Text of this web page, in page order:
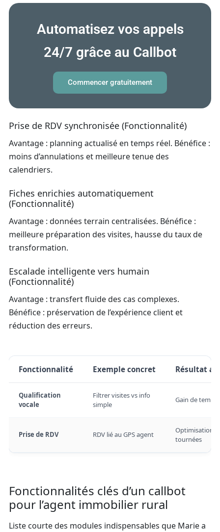
Automatisez vos appels
24/7 grâce au Callbot
Commencer gratuitement
Prise de RDV synchronisée (Fonctionnalité)
Avantage : planning actualisé en temps réel. Bénéfice :
moins d’annulations et meilleure tenue des
calendriers.
Fiches enrichies automatiquement
(Fonctionnalité)
Avantage : données terrain centralisées. Bénéfice :
meilleure préparation des visites, hausse du taux de
transformation.
Escalade intelligente vers humain
(Fonctionnalité)
Avantage : transfert fluide des cas complexes.
Bénéfice : préservation de l’expérience client et
réduction des erreurs.
Fonctionnalité Exemple concret Résultat
Qualification
vocale
Filtrer visites vs info
simple
Gain de temps
Prise de RDV RDV lié au GPS agent
Optimisation
tournées
Fonctionnalités clés d’un callbot
pour l’agent immobilier rural
Liste courte des modules indispensables que Marie a